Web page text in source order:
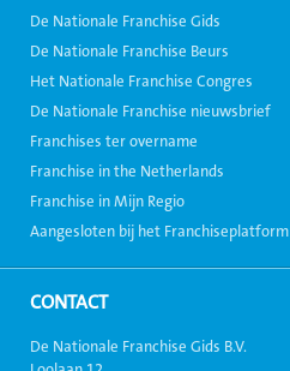
De Nationale Franchise Gids
De Nationale Franchise Beurs
Het Nationale Franchise Congres
De Nationale Franchise nieuwsbrief
Franchises ter overname
Franchise in the Netherlands
Franchise in Mijn Regio
Aangesloten bij het Franchiseplatform
CONTACT
De Nationale Franchise Gids B.V.